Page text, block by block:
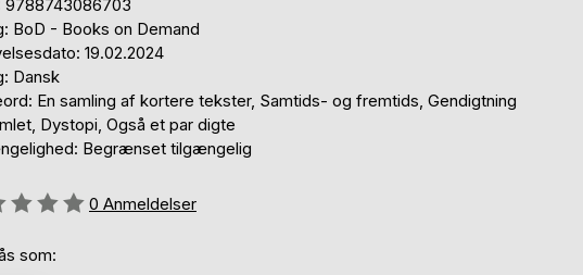
9788743086703
BoD - Books on Demand
19.02.2024
Dansk
En samling af kortere tekster, Samtids- og fremtids, Gendigtning
Dystopi, Også et par digte
Begrænset tilgængelig
0 Anmeldelser
som: